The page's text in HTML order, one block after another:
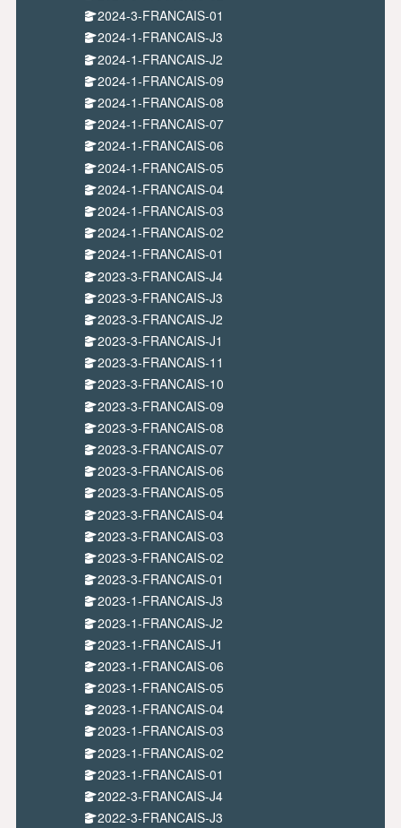
2024-3-FRANCAIS-01
2024-1-FRANCAIS-J3
2024-1-FRANCAIS-J2
2024-1-FRANCAIS-09
2024-1-FRANCAIS-08
2024-1-FRANCAIS-07
2024-1-FRANCAIS-06
2024-1-FRANCAIS-05
2024-1-FRANCAIS-04
2024-1-FRANCAIS-03
2024-1-FRANCAIS-02
2024-1-FRANCAIS-01
2023-3-FRANCAIS-J4
2023-3-FRANCAIS-J3
2023-3-FRANCAIS-J2
2023-3-FRANCAIS-J1
2023-3-FRANCAIS-11
2023-3-FRANCAIS-10
2023-3-FRANCAIS-09
2023-3-FRANCAIS-08
2023-3-FRANCAIS-07
2023-3-FRANCAIS-06
2023-3-FRANCAIS-05
2023-3-FRANCAIS-04
2023-3-FRANCAIS-03
2023-3-FRANCAIS-02
2023-3-FRANCAIS-01
2023-1-FRANCAIS-J3
2023-1-FRANCAIS-J2
2023-1-FRANCAIS-J1
2023-1-FRANCAIS-06
2023-1-FRANCAIS-05
2023-1-FRANCAIS-04
2023-1-FRANCAIS-03
2023-1-FRANCAIS-02
2023-1-FRANCAIS-01
2022-3-FRANCAIS-J4
2022-3-FRANCAIS-J3